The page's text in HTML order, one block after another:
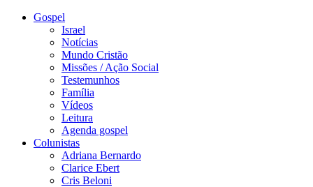
Gospel
Israel
Notícias
Mundo Cristão
Missões / Ação Social
Testemunhos
Família
Vídeos
Leitura
Agenda gospel
Colunistas
Adriana Bernardo
Clarice Ebert
Cris Beloni